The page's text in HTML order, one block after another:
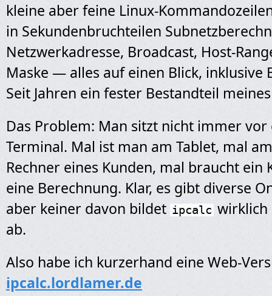
kleine aber feine Linux-
in Sekundenbruchteilen
Netzwerkadresse, Broadcast, Host-
Maske — alles auf einen Blick, inklusive
Seit Jahren ein fester Bestandteil
Das Problem: Man sitzt nicht immer vor
Terminal. Mal ist man am Tablet, mal
Rechner eines Kunden, mal braucht ein
eine Berechnung. Klar, es gibt diverse
aber keiner davon bildet ipcalc
ab.
Also habe ich kurzerhand eine Web-
ipcalc.lordlamer.de